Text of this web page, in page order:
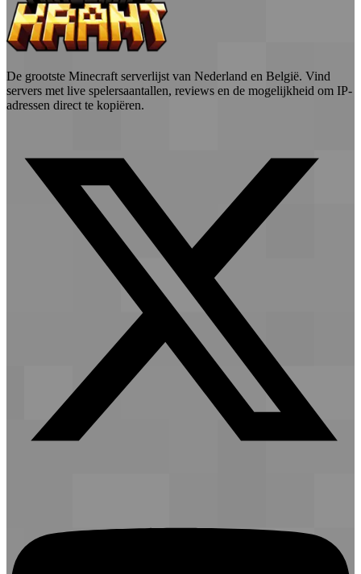
De grootste Minecraft serverlijst van Nederland en België. Vind
servers met live spelersaantallen, reviews en de mogelijkheid om IP-
adressen direct te kopiëren.